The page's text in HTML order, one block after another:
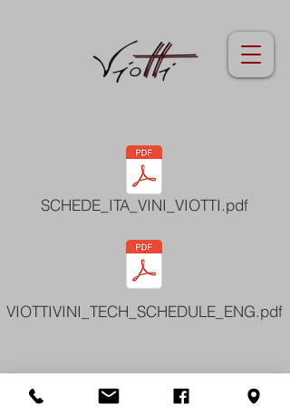
SCHEDE_ITA_VINI_VIOTTI.pdf
VIOTTIVINI_TECH_SCHEDULE_ENG.pdf